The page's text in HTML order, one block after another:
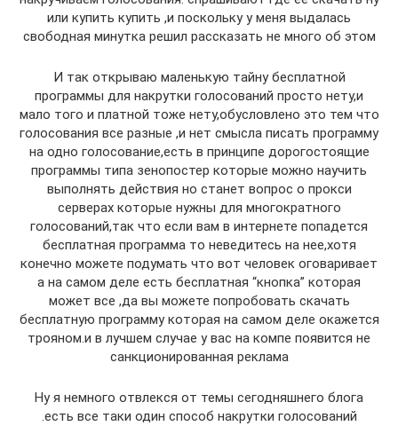
или купить купить ,и поскольку у меня выдалась
свободная минутка решил рассказать не много об этом
И так открываю маленькую тайну бесплатной
программы для накрутки голосований просто нету,и
мало того и платной тоже нету,обусловлено это тем что
голосования все разные ,и нет смысла писать программу
на одно голосование,есть в принципе дорогостоящие
программы типа зенопостер которые можно научить
выполнять действия но станет вопрос о прокси
серверах которые нужны для многократного
голосований,так что если вам в интернете попадется
бесплатная программа то неведитесь на нее,хотя
конечно можете подумать что вот человек оговаривает
а на самом деле есть бесплатная “кнопка” которая
может все ,да вы можете попробовать скачать
бесплатную программу которая на самом деле окажется
трояном.и в лучшем случае у вас на компе появится не
санкционированная реклама
Ну я немного отвлекся от темы сегодняшнего блога
.есть все таки один способ накрутки голосований